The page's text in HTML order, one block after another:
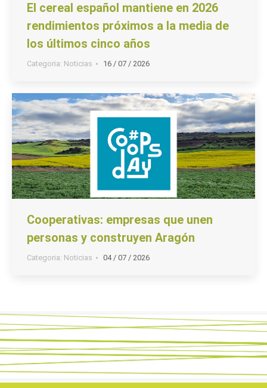
El cereal español mantiene en 2026
rendimientos próximos a la media de
los últimos cinco años
Categoria: Noticias 16 / 07 / 2026
Cooperativas: empresas que unen
personas y construyen Aragón
Categoria: Noticias 04 / 07 / 2026